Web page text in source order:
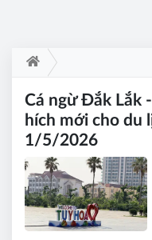
Cá ngừ Đắk Lắk
hích mới cho du
1/5/2026